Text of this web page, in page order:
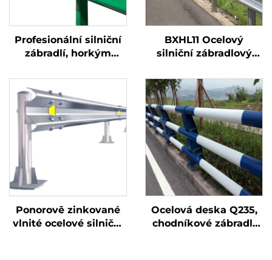
Profesionální silniční
zábradlí, horkým
proti nárazům, pro
silniční povrchy,
vyráběné ze oceli
BXHL11 Ocelový
silniční zábradlový
ochranu silnic a
mostů, venkovní
bezpečnostní ochrana
s plastovým
materiálem
Ponorově zinkované
vlnité ocelové silniční
Ocelová deska Q235,
chodníkové zábradlí